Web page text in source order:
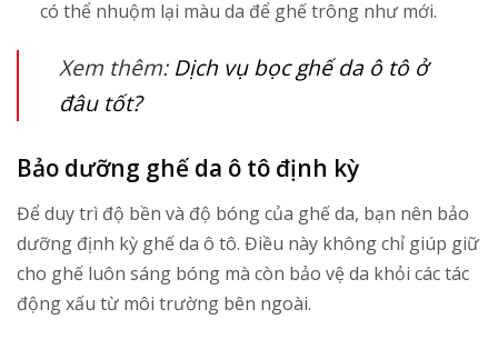
có thể nhuộm lại màu da để ghế trông như mới.
Xem thêm: Dịch vụ bọc ghế da ô tô ở
đâu tốt?
Bảo dưỡng ghế da ô tô định kỳ
Để duy trì độ bền và độ bóng của ghế da, bạn nên bảo
dưỡng định kỳ ghế da ô tô. Điều này không chỉ giúp giữ
cho ghế luôn sáng bóng mà còn bảo vệ da khỏi các tác
động xấu từ môi trường bên ngoài.